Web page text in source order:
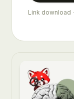
Link download